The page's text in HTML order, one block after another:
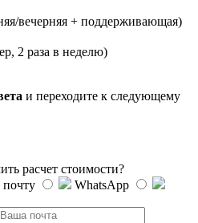
вечерняя + поддерживающая)
2 раза в неделю)
и переходите к следующему
расчет стоимости?
WhatsApp